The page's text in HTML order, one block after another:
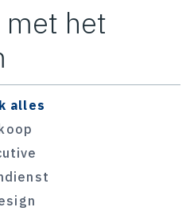
met het
alles